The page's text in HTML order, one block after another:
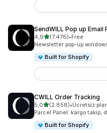
SendWILL Pop up Email
4,95 yıldız üzerinden
(7.476)
toplam 7476 değerlendirme
•Free
Newsletter pop-up
Built for Shopify
CWILL Order Tracking
5,05 yıldız üzerinden
(2.858)
toplam 2858 değerlendirme
•Ücretsiz
Parcel Panel: kargo takip,
Built for Shopify